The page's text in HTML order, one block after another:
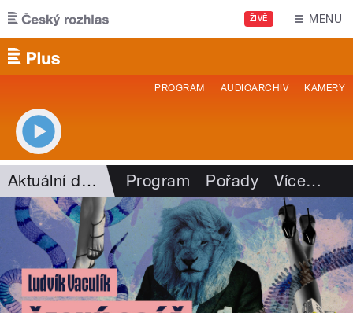
Přejít k hlavnímu obsahu
ŽIVĚ MENU
PROGRAM AUDIOARCHIV KAMERY
Aktuální dění Program Pořady Více…